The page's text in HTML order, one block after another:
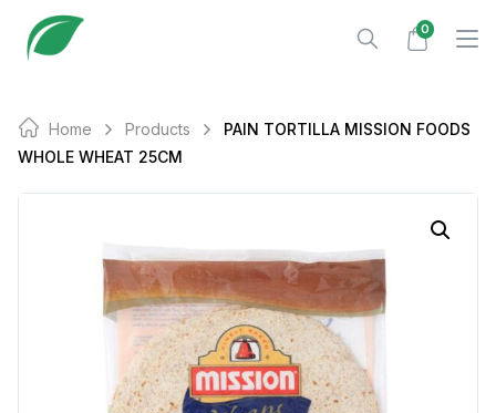
0
Home Products
PAIN TORTILLA MISSION FOODS
WHOLE WHEAT 25CM